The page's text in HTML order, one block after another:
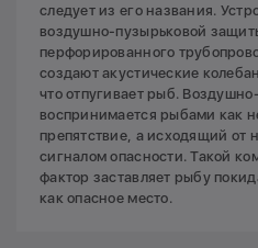
следует из его названия.
воздушно-пузырьковой
перфорированного
создают акустические
что отпугивает рыб.
воспринимается рыбами как
препятствие, а исходящий от
сигналом опасности. Такой
фактор заставляет рыбу
как опасное место.